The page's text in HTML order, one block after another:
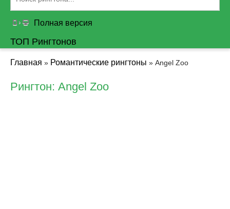
Полная версия
ТОП Рингтонов
Главная » Романтические рингтоны » Angel Zoo
Рингтон: Angel Zoo